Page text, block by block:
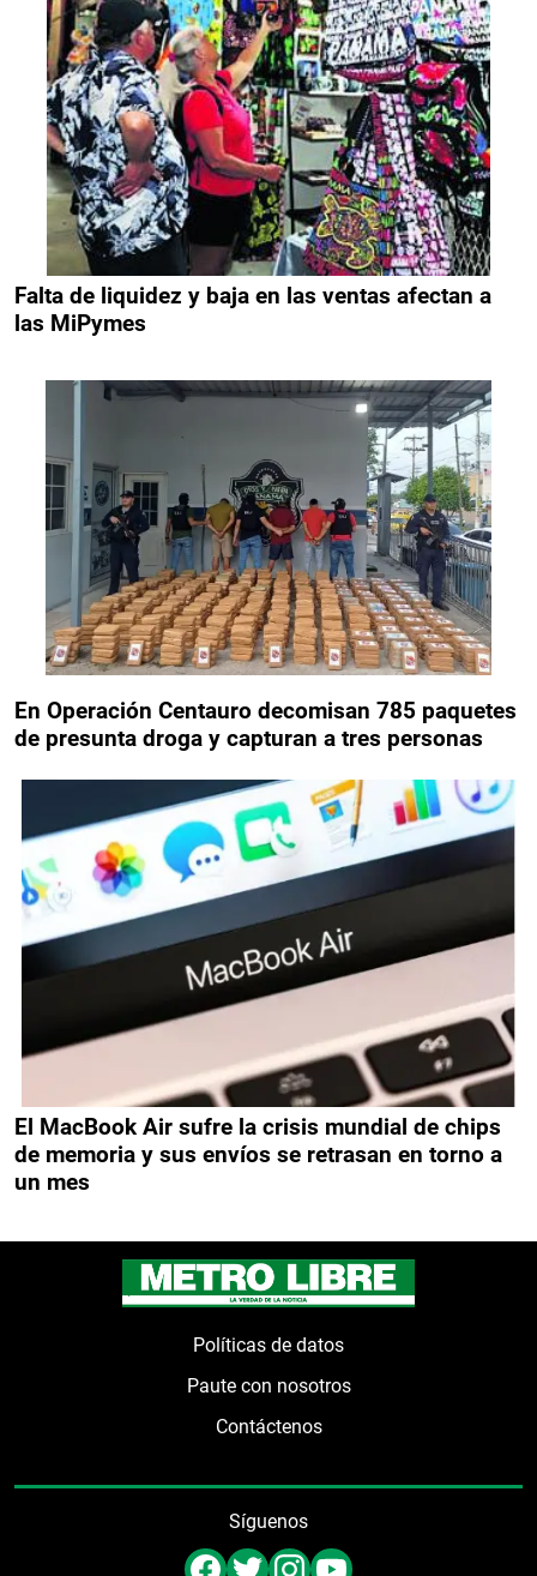
Falta de liquidez y baja en las ventas afectan a
las MiPymes
En Operación Centauro decomisan 785 paquetes
de presunta droga y capturan a tres personas
El MacBook Air sufre la crisis mundial de chips
de memoria y sus envíos se retrasan en torno a
un mes
Políticas de datos
Paute con nosotros
Contáctenos
Síguenos